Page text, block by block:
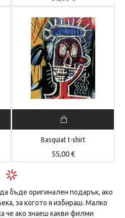
бъде оригинален подарък, ако
за когото я избираш. Малко
че ако знаеш какви филми
Basquiat t-shirt
55,00 €